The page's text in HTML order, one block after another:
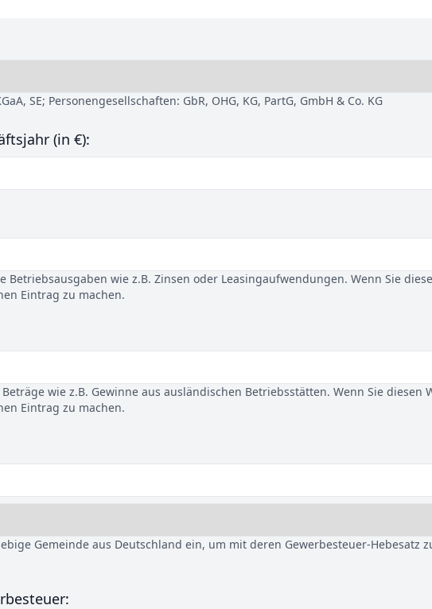
SE; Personengesellschaften: GbR, OHG, KG, PartG, GmbH & Co. KG
(in €):
wie z.B. Zinsen oder Leasingaufwendungen. Wenn Sie
Eintrag zu machen.
wie z.B. Gewinne aus ausländischen Betriebsstätten. Wenn Sie diesen
Eintrag zu machen.
Gemeinde aus Deutschland ein, um mit deren Gewerbesteuer-Hebesatz